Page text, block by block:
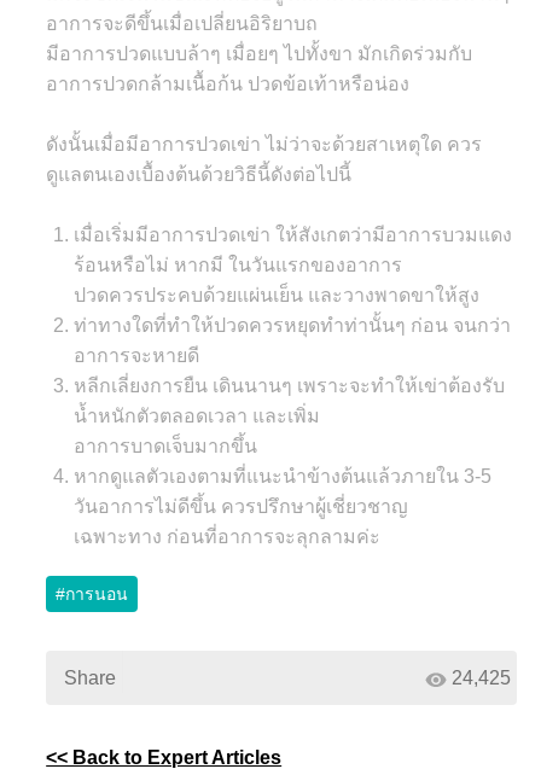
อาการจะดีขึ้นเมื่อเปลี่ยนอิริยาบถ
มีอาการปวดแบบล้าๆ เมื่อยๆ ไปทั้งขา มักเกิดร่วมกับ
อาการปวดกล้ามเนื้อก้น ปวดข้อเท้าหรือน่อง
ดังนั้นเมื่อมีอาการปวดเข่า ไม่ว่าจะด้วยสาเหตุใด ควร
ดูแลตนเองเบื้องต้นด้วยวิธีนี้ดังต่อไปนี้
เมื่อเริ่มมีอาการปวดเข่า ให้สังเกตว่ามีอาการบวมแดง
ร้อนหรือไม่ หากมี ในวันแรกของอาการ
ปวดควรประคบด้วยแผ่นเย็น และวางพาดขาให้สูง
ท่าทางใดที่ทำให้ปวดควรหยุดทำท่านั้นๆ ก่อน จนกว่า
อาการจะหายดี
หลีกเลี่ยงการยืน เดินนานๆ เพราะจะทำให้เข่าต้องรับ
น้ำหนักตัวตลอดเวลา และเพิ่ม
อาการบาดเจ็บมากขึ้น
หากดูแลตัวเองตามที่แนะนำข้างต้นแล้วภายใน 3-5
วันอาการไม่ดีขึ้น ควรปรึกษาผู้เชี่ยวชาญ
เฉพาะทาง ก่อนที่อาการจะลุกลามค่ะ
#การนอน
Share 24,425
<< Back to Expert Articles